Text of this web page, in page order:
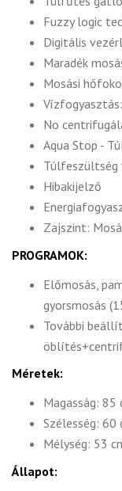
Fuzzy logic
Digitális
Maradék
Mosási
No
Aqua Stop -
Túlfeszültség
Hibakijelző
Zajszint:
PROGRAMOK:
Előmosás,
gyorsmosás
További
Méretek:
Magasság: 85
Szélesség: 60
Mélység: 53
Állapot: